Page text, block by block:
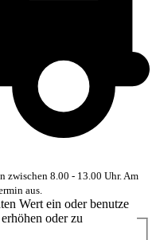
zwischen 8.00 - 13.00 Uhr. Am
aus.
Wert ein oder benutze
oder zu